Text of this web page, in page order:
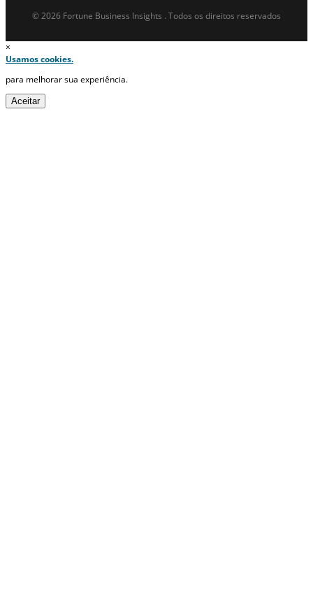
© 2026 Fortune Business Insights . Todos os direitos reservados
×
Usamos cookies.
para melhorar sua experiência.
Aceitar